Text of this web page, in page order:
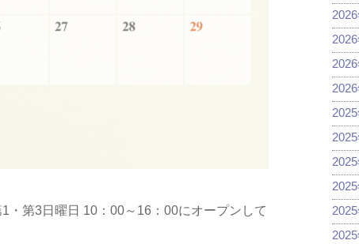
・第3日曜日 10：00～16：00にオープンして